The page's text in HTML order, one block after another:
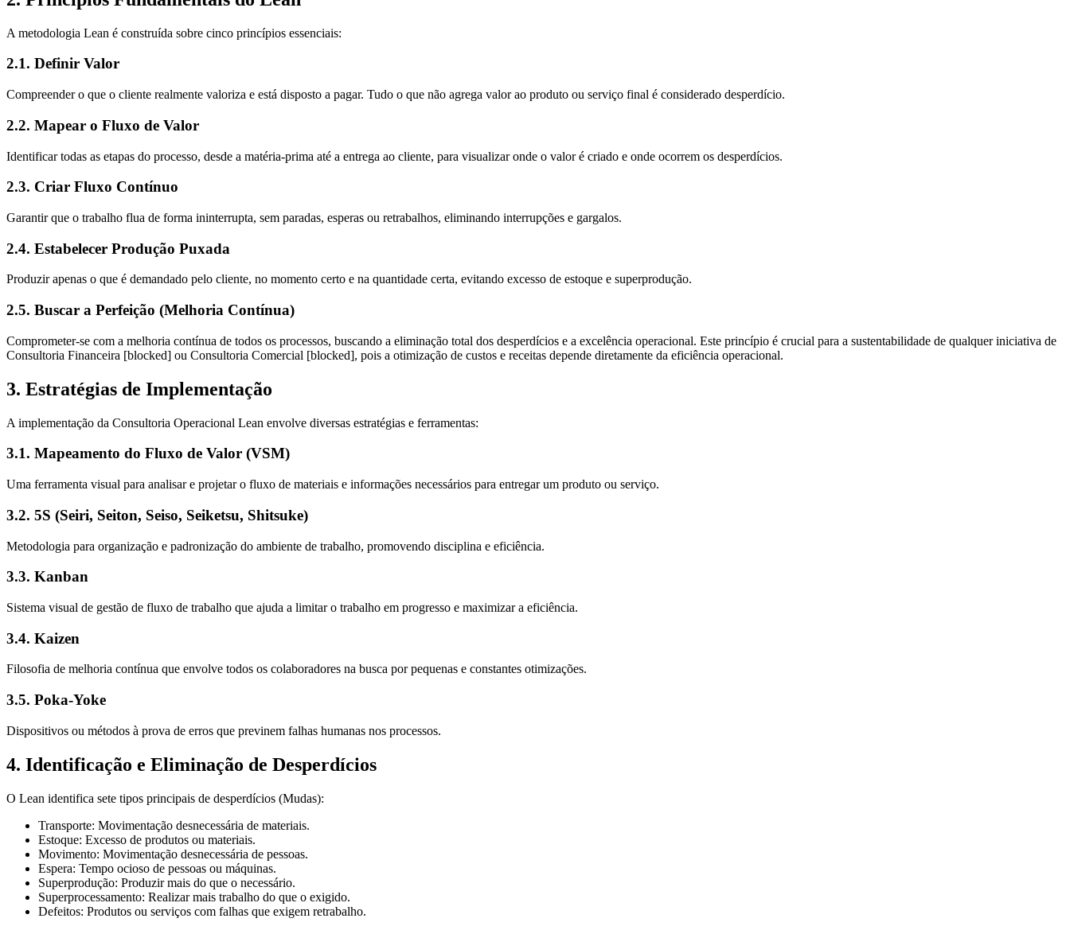
A metodologia Lean é construída sobre cinco princípios essenciais:
2.1. Definir Valor
Compreender o que o cliente realmente valoriza e está disposto a pagar. Tudo o que não agrega valor ao produto ou serviço final é considerado desperdício.
2.2. Mapear o Fluxo de Valor
Identificar todas as etapas do processo, desde a matéria-prima até a entrega ao cliente, para visualizar onde o valor é criado e onde ocorrem os desperdícios.
2.3. Criar Fluxo Contínuo
Garantir que o trabalho flua de forma ininterrupta, sem paradas, esperas ou retrabalhos, eliminando interrupções e gargalos.
2.4. Estabelecer Produção Puxada
Produzir apenas o que é demandado pelo cliente, no momento certo e na quantidade certa, evitando excesso de estoque e superprodução.
2.5. Buscar a Perfeição (Melhoria Contínua)
Comprometer-se com a melhoria contínua de todos os processos, buscando a eliminação total dos desperdícios e a excelência operacional. Este princípio é crucial para a sustentabilidade de qualquer iniciativa de
Consultoria Financeira [blocked] ou Consultoria Comercial [blocked], pois a otimização de custos e receitas depende diretamente da eficiência operacional.
3. Estratégias de Implementação
A implementação da Consultoria Operacional Lean envolve diversas estratégias e ferramentas:
3.1. Mapeamento do Fluxo de Valor (VSM)
Uma ferramenta visual para analisar e projetar o fluxo de materiais e informações necessários para entregar um produto ou serviço.
3.2. 5S (Seiri, Seiton, Seiso, Seiketsu, Shitsuke)
Metodologia para organização e padronização do ambiente de trabalho, promovendo disciplina e eficiência.
3.3. Kanban
Sistema visual de gestão de fluxo de trabalho que ajuda a limitar o trabalho em progresso e maximizar a eficiência.
3.4. Kaizen
Filosofia de melhoria contínua que envolve todos os colaboradores na busca por pequenas e constantes otimizações.
3.5. Poka-Yoke
Dispositivos ou métodos à prova de erros que previnem falhas humanas nos processos.
4. Identificação e Eliminação de Desperdícios
O Lean identifica sete tipos principais de desperdícios (Mudas):
Transporte: Movimentação desnecessária de materiais.
Estoque: Excesso de produtos ou materiais.
Movimento: Movimentação desnecessária de pessoas.
Espera: Tempo ocioso de pessoas ou máquinas.
Superprodução: Produzir mais do que o necessário.
Superprocessamento: Realizar mais trabalho do que o exigido.
Defeitos: Produtos ou serviços com falhas que exigem retrabalho.